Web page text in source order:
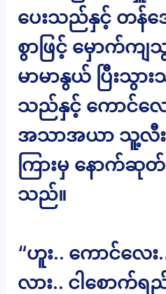
ပေးသည်နှင့် တန်
စွာဖြင့် မှောက်က
မာမာနွယ် ပြီး
သည်နှင့် ကောင်လ
အသာအယာ သူ့လီ
ကြားမှ နောက်
သည်။
“ဟူး.. ကောင်လေ
လား.. ငါစောက်ရ